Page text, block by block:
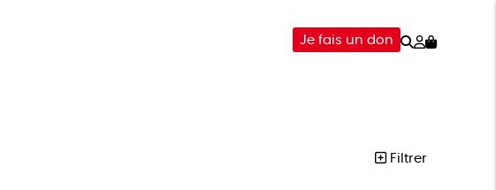
Je fais un don Rechercher
Mon
Filtrer